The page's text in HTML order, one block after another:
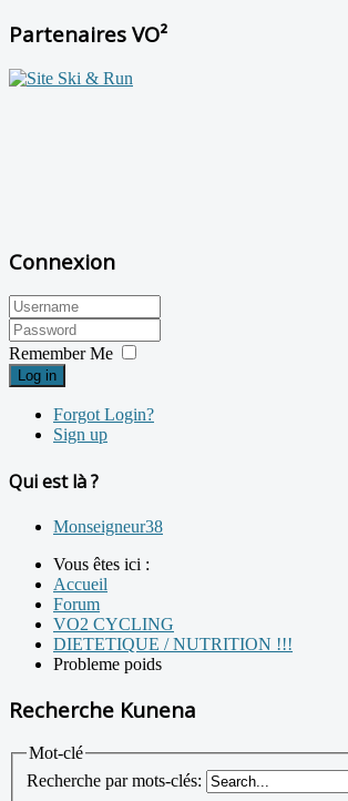
Partenaires VO²
Connexion
Remember Me
Log in
Forgot Login?
Sign up
Qui est là ?
Monseigneur38
Vous êtes ici :
Accueil
Forum
VO2 CYCLING
DIETETIQUE / NUTRITION !!!
Probleme poids
Recherche Kunena
Mot-clé
Recherche par mots-clés: